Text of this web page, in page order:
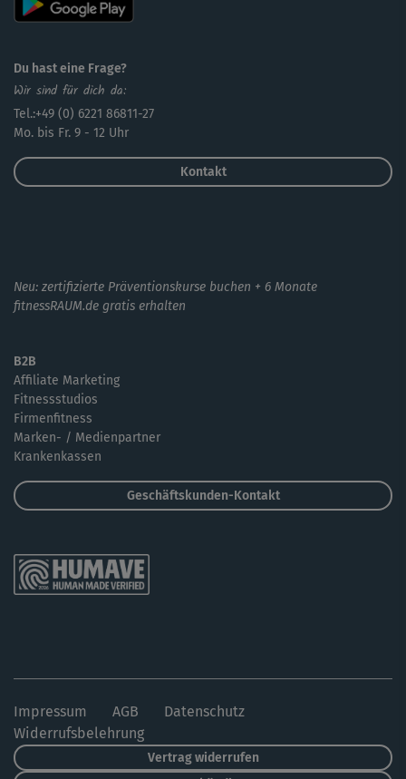
Du hast eine Frage?
Wir sind für dich da:
Tel.:+49 (0) 6221 86811-27
Mo. bis Fr. 9 - 12 Uhr
Kontakt
Neu: zertifizierte Präventionskurse buchen + 6 Monate
fitnessRAUM.de gratis erhalten
B2B
Affiliate Marketing
Fitnessstudios
Firmenfitness
Marken- / Medienpartner
Krankenkassen
Geschäftskunden-Kontakt
Impressum AGB
Datenschutz
Widerrufsbelehrung
Vertrag widerrufen